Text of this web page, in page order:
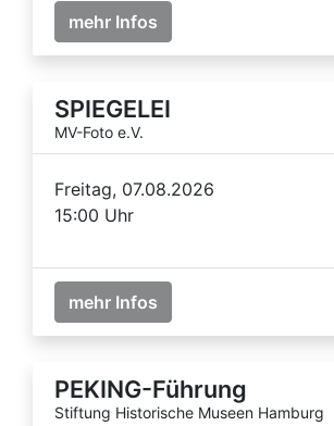
mehr Infos
SPIEGELEI
MV-Foto e.V.
Freitag, 07.08.2026
15:00 Uhr
mehr Infos
PEKING-Führung
Stiftung Historische Museen Hamburg